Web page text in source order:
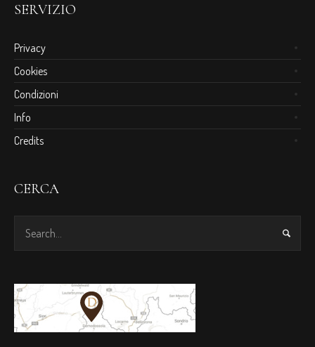
SERVIZIO
Privacy
Cookies
Condizioni
Info
Credits
CERCA